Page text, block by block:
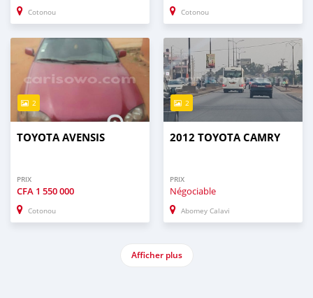
Cotonou Cotonou
2
TOYOTA AVENSIS
PRIX
CFA 1 550 000
Cotonou
2
2012 TOYOTA CAMRY
PRIX
Négociable
Abomey Calavi
Afficher plus